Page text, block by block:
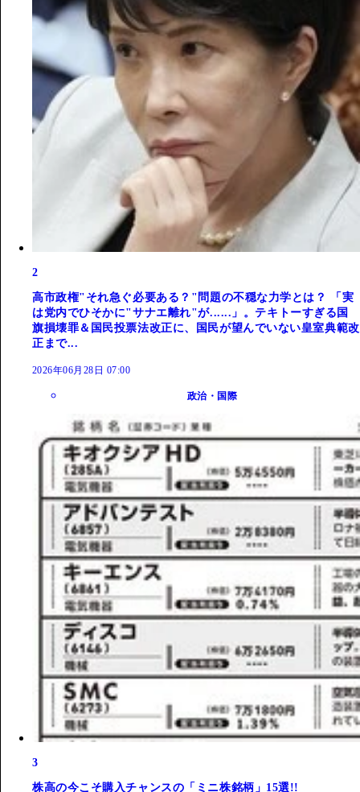
2
高市政権"それ急ぐ必要ある？"問題の不穏な力学とは？ 「実
は党内でひそかに"サナエ離れ"が......」。テキトーすぎる国
旗損壊罪＆国民投票法改正に、国民が望んでいない皇室典範改
正まで...
2026年06月28日 07:00
政治・国際
3
株高の今こそ購入チャンスの「ミニ株銘柄」15選!!